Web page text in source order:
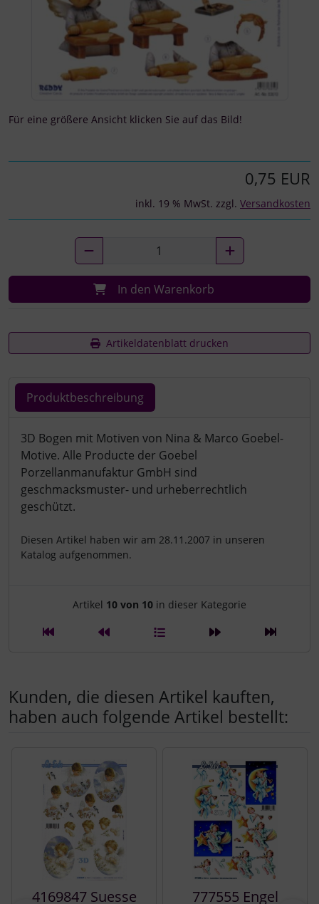
Für eine größere Ansicht klicken Sie auf das Bild!
0,75 EUR
inkl. 19 % MwSt. zzgl. Versandkosten
In den Warenkorb
Artikeldatenblatt drucken
Produktbeschreibung
Produktbeschreibung
3D Bogen mit Motiven von Nina & Marco Goebel-
Motive. Alle Producte der Goebel
Porzellanmanufaktur GmbH sind
geschmacksmuster- und urheberrechtlich
geschützt.
Diesen Artikel haben wir am 28.11.2007 in unseren
Katalog aufgenommen.
Artikelnavigation innerhalb
Artikel 10 von 10 in dieser Kategorie
Kunden, die diesen Artikel kauften,
haben auch folgende Artikel bestellt:
4169847 Suesse 777555 Engel